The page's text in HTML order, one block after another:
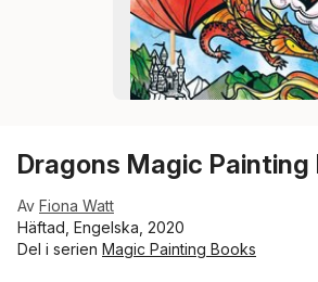
Dragons Magic Painting
Av Fiona Watt
Häftad, Engelska, 2020
Del i serien Magic Painting Books